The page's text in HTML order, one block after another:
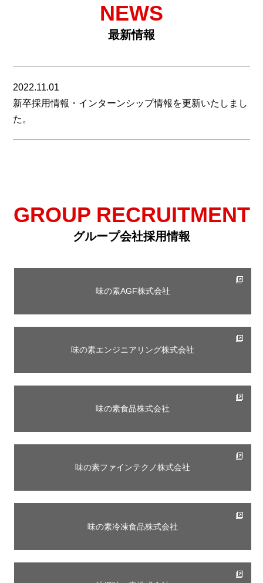
NEWS
最新情報
2022.11.01
新卒採用情報・インターンシップ情報を更新いたしまし
た。
GROUP RECRUITMENT
グループ会社採用情報
味の素AGF株式会社
味の素エンジニアリング株式会社
味の素食品株式会社
味の素ファインテクノ株式会社
味の素冷凍食品株式会社